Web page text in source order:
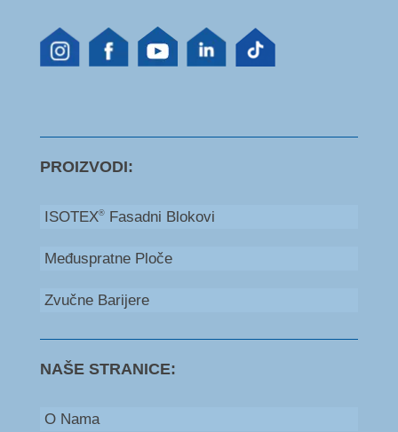
PROIZVODI:
ISOTEX®Fasadni Blokovi
Međuspratne Ploče
Zvučne Barijere
NAŠE STRANICE:
O Nama